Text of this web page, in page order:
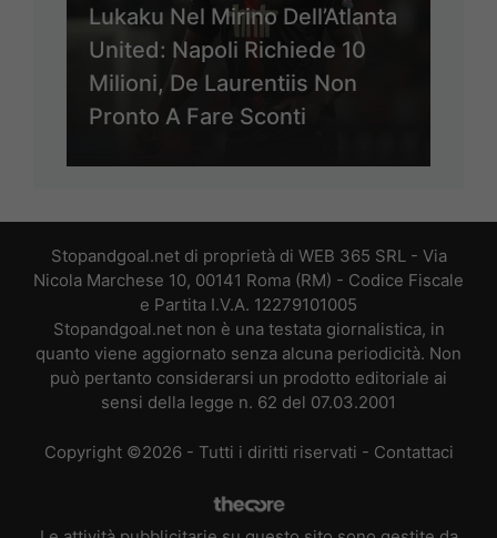
Lukaku Nel Mirino Dell’Atlanta
United: Napoli Richiede 10
Milioni, De Laurentiis Non
Pronto A Fare Sconti
Stopandgoal.net di proprietà di WEB 365 SRL - Via
Nicola Marchese 10, 00141 Roma (RM) - Codice Fiscale
e Partita I.V.A. 12279101005
Stopandgoal.net non è una testata giornalistica, in
quanto viene aggiornato senza alcuna periodicità. Non
può pertanto considerarsi un prodotto editoriale ai
sensi della legge n. 62 del 07.03.2001
Copyright ©2026 - Tutti i diritti riservati - Contattaci